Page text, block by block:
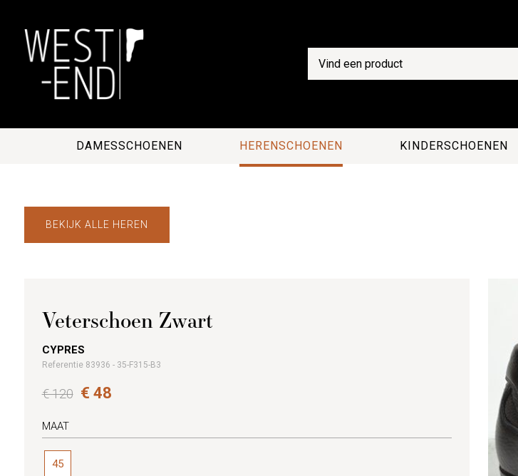
DAMESSCHOENEN HERENSCHOENEN KINDERSCHOENEN
BEKIJK ALLE HEREN
Veterschoen Zwart
CYPRES
Referentie 83936 - 35-F315-B3
€ 120 € 48
MAAT
45